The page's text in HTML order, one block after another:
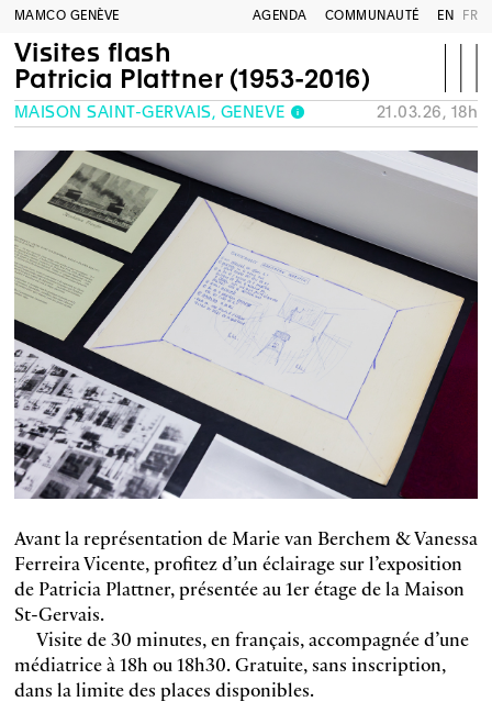
MAMCO GENÈVE AGENDA COMMUNAUTÉ EN FR
Visites flash
Patricia Plattner (1953-2016)
MAISON SAINT-GERVAIS, GENÈVE 21.03.26, 18h
Avant la représentation de Marie van Berchem & Vanessa
Ferreira Vicente, profitez d’un éclairage sur l’exposition
de Patricia Plattner, présentée au 1er étage de la Maison
St-Gervais.
Visite de 30 minutes, en français, accompagnée d’une
médiatrice à 18h ou 18h30. Gratuite, sans inscription,
dans la limite des places disponibles.